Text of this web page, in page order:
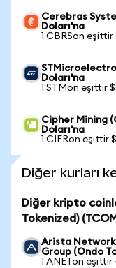
Cerebras
Doları'na
1 CBRSon eşittir
Doları'na
1 STMon eşittir
Cipher Mining
Doları'na
1 CIFRon eşittir
Diğer kurları
Diğer kripto
Tokenized)
Arista
Group (Ondo
1 ANETon